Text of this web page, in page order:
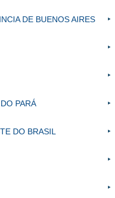
DE BUENOS AIRES
PARÁ
DO BRASIL